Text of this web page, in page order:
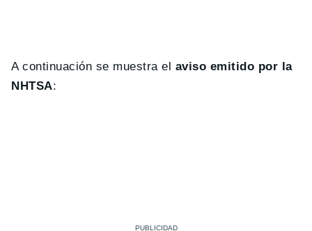
A continuación se muestra el aviso emitido por la
NHTSA: